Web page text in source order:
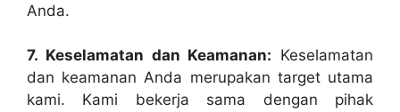
Anda.
7. Keselamatan dan Keamanan: Keselamatan
dan keamanan Anda merupakan target utama
kami. Kami bekerja sama dengan pihak